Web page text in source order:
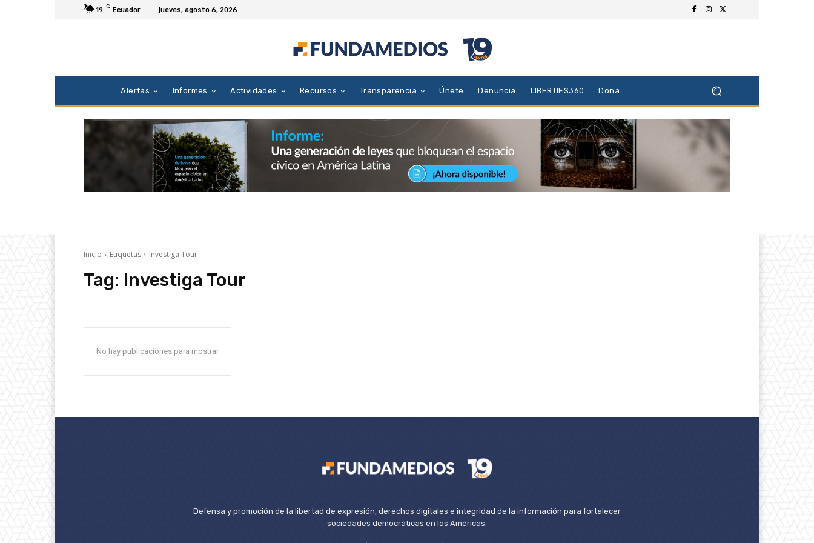
19 C Ecuador jueves, agosto 6, 2026
Alertas Informes Actividades Recursos Transparencia Únete Denuncia LIBERTIES360 Dona
Inicio Etiquetas Investiga Tour
Tag: Investiga Tour
No hay publicaciones para mostrar
Defensa y promoción de la libertad de expresión, derechos digitales e integridad de la información para fortalecer
sociedades democráticas en las Américas.